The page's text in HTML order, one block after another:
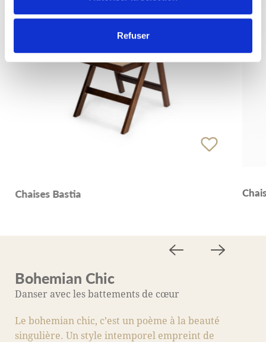
Refuser
Chaises Bastia
Bohemian Chic
Danser avec les battements de cœur
Le bohemian chic, c’est un poème à la beauté
singulière. Un style intemporel empreint de